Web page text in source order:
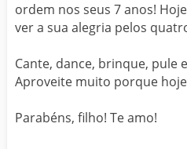
ordem nos seus 7 anos!
ver a sua alegria pelos
Cante, dance, brinque, pule
Aproveite muito porque
Parabéns, filho! Te amo!